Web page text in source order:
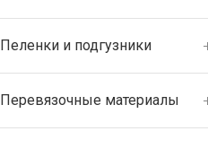
Пеленки и подгузники
Перевязочные материалы